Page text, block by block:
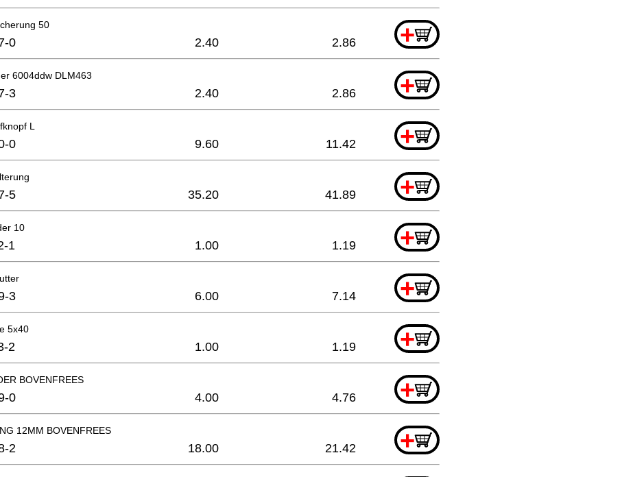
50 +
0 2.40 2.86
6004ddw DLM463 +
3 2.40 2.86
L +
0 9.60 11.42
+
5 35.20 41.89
10 +
1 1.00 1.19
+
3 6.00 7.14
5x40 +
2 1.00 1.19
BOVENFREES +
0 4.00 4.76
12MM BOVENFREES +
2 18.00 21.42